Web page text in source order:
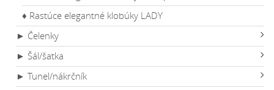
♦ Rastúce elegantné klobúky LADY
► Čelenky
► Šál/šatka
► Tunel/nákrčník